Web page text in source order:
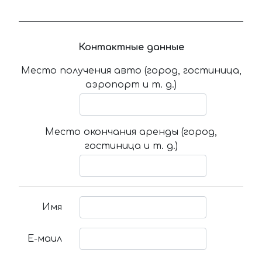
Контактные данные
Место получения авто (город, гостиница,
аэропорт и т. д.)
Место окончания аренды (город,
гостиница и т. д.)
Имя
Е-маил